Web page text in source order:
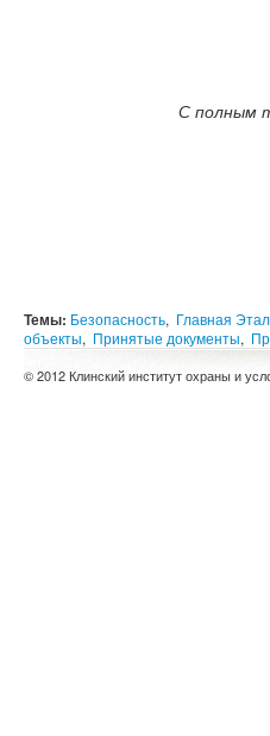
С полным
Темы: Безопасность, Главная
объекты, Принятые документы,
© 2012 Клинский институт охраны и